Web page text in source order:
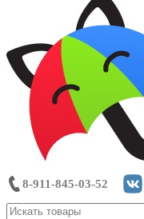
8-911-845-03-52